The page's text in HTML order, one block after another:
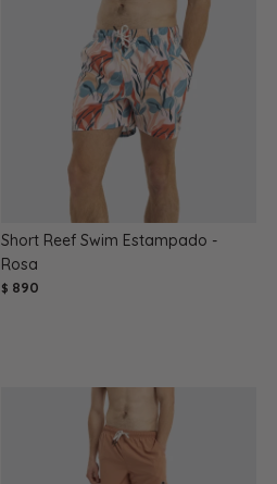
Short Reef Swim Estampado -
Rosa
$ 890